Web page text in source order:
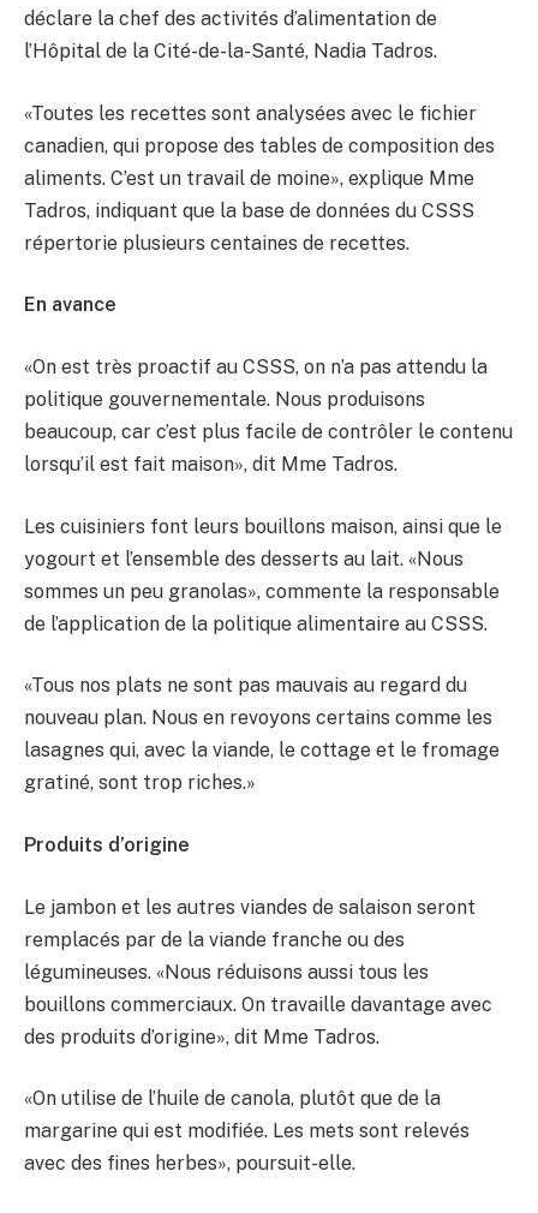
déclare la chef des activités d’alimentation de
l’Hôpital de la Cité-de-la-Santé, Nadia Tadros.
«Toutes les recettes sont analysées avec le fichier
canadien, qui propose des tables de composition des
aliments. C’est un travail de moine», explique Mme
Tadros, indiquant que la base de données du CSSS
répertorie plusieurs centaines de recettes.
En avance
«On est très proactif au CSSS, on n’a pas attendu la
politique gouvernementale. Nous produisons
beaucoup, car c’est plus facile de contrôler le contenu
lorsqu’il est fait maison», dit Mme Tadros.
Les cuisiniers font leurs bouillons maison, ainsi que le
yogourt et l’ensemble des desserts au lait. «Nous
sommes un peu granolas», commente la responsable
de l’application de la politique alimentaire au CSSS.
«Tous nos plats ne sont pas mauvais au regard du
nouveau plan. Nous en revoyons certains comme les
lasagnes qui, avec la viande, le cottage et le fromage
gratiné, sont trop riches.»
Produits d’origine
Le jambon et les autres viandes de salaison seront
remplacés par de la viande franche ou des
légumineuses. «Nous réduisons aussi tous les
bouillons commerciaux. On travaille davantage avec
des produits d’origine», dit Mme Tadros.
«On utilise de l’huile de canola, plutôt que de la
margarine qui est modifiée. Les mets sont relevés
avec des fines herbes», poursuit-elle.